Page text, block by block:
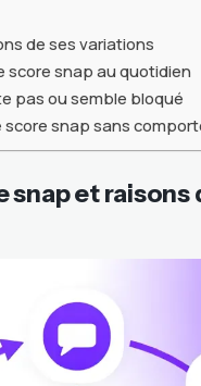
de ses variations
snap au quotidien
pas ou semble bloqué
snap sans
et raisons